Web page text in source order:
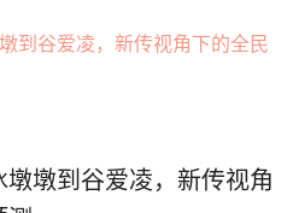
墩到谷爱凌，新传视角